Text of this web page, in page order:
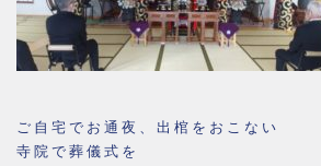
ご自宅でお通夜、出棺をおこない
寺院で葬儀式を